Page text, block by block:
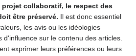
collaboratif, le respect des
être préservé. Il est donc essentiel
les avis ou les idéologies
d'influence sur le contenu des articles.
exprimer leurs préférences ou leurs